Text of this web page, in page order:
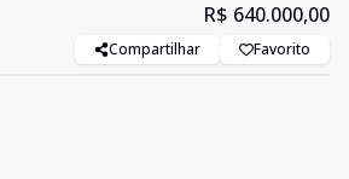
R$ 640.000,00
Compartilhar Favorito